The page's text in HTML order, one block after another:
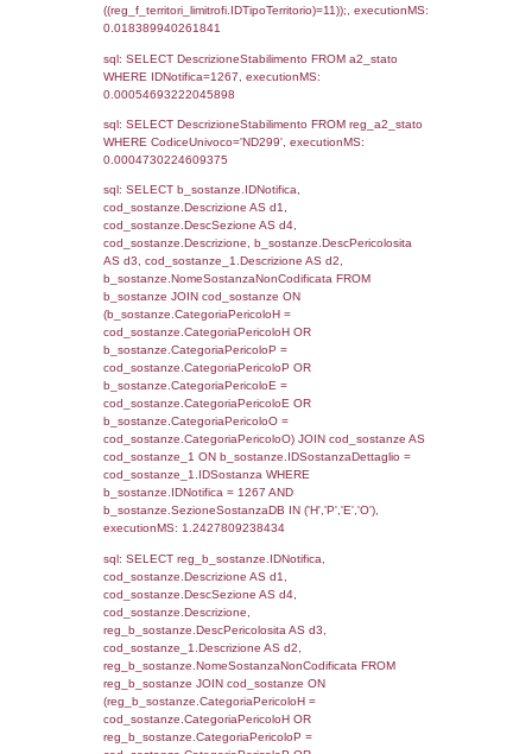
f_territori_limitrofi.DescAltro FROM
(f_territori_limitrofi.IDTipologiaTerritorio =
cod_territori_tipologia.IDTipologiaTerritorio)
(f_territori_limitrofi.IDTipoTerritorio =
cod_territori_tipologia.IDTerritorioTP)
((f_territori_limitrofi.IDTipoTerritorio)=5)),
0.070097923278809
sql: SELECT
reg_f_territori_limitrofi.Direzione,
reg_f_territori_limitrofi.Denominazione,
_limitrofi.DescAltro FROM
JOIN cod_territori_tipologia ON
(reg_f_territori_limitrofi.IDTipologiaTerritorio =
cod_territori_tipologia.IDTipologiaTerritorio)
(reg_f_territori_limitrofi.IDTipoTerritorio =
cod_territori_tipologia.IDTerritorioTP)
0.019227027893066
sql: SELECT f_territori_limitrofi.Distanza,
f_territori_limitrofi.Direzione,
f_territori_limitrofi.Denominazione,